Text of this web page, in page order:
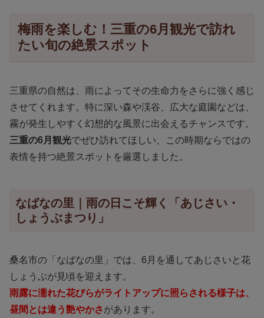
梅雨を楽しむ！三重の6月観光で訪れ
たい旬の絶景スポット
三重県の自然は、雨によってその生命力をさらに強く感じ
させてくれます。特に深い森や渓谷、広大な庭園などは、
霧が発生しやすく幻想的な風景に出会えるチャンスです。
三重の6月観光でぜひ訪れてほしい、この時期ならではの
表情を持つ絶景スポットを厳選しました。
なばなの里｜雨の日こそ輝く「あじさい・
しょうぶまつり」
桑名市の「なばなの里」では、6月を通してあじさいと花
しょうぶが見頃を迎えます。
雨露に濡れた花びらがライトアップに照らされる様子は、
昼間とは違う艶やかさがあります。